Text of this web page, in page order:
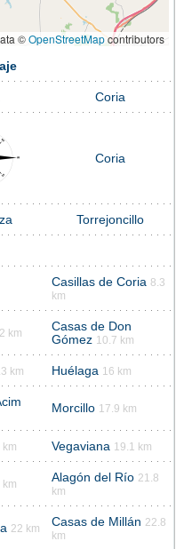
©OpenStreetMapcontributors
Coria
Coria
Torrejoncillo
Casillas de Coria 8.3
km
km
Casas de Don
Gómez 10.7 km
km Huélaga 16 km
Morcillo 17.9 km
km Vegaviana 19.1 km
km Alagón del Río 21.8
km
22 km Casas de Millán 22.8
km